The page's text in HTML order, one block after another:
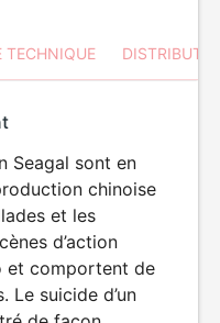
TECHNIQUE
Seagal sont en
chinoise
et les
d’action
et comportent de
Le suicide d’un